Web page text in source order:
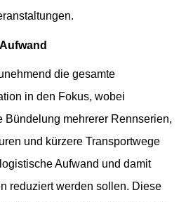
die gesamte
in den Fokus, wobei
Bündelung mehrerer Rennserien,
und kürzere Transportwege
Aufwand und damit
reduziert werden sollen. Diese